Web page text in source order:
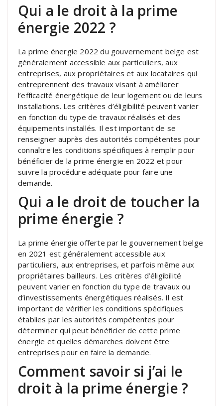
Qui a le droit à la prime
énergie 2022 ?
La prime énergie 2022 du gouvernement belge est
généralement accessible aux particuliers, aux
entreprises, aux propriétaires et aux locataires qui
entreprennent des travaux visant à améliorer
l’efficacité énergétique de leur logement ou de leurs
installations. Les critères d’éligibilité peuvent varier
en fonction du type de travaux réalisés et des
équipements installés. Il est important de se
renseigner auprès des autorités compétentes pour
connaître les conditions spécifiques à remplir pour
bénéficier de la prime énergie en 2022 et pour
suivre la procédure adéquate pour faire une
demande.
Qui a le droit de toucher la
prime énergie ?
La prime énergie offerte par le gouvernement belge
en 2021 est généralement accessible aux
particuliers, aux entreprises, et parfois même aux
propriétaires bailleurs. Les critères d’éligibilité
peuvent varier en fonction du type de travaux ou
d’investissements énergétiques réalisés. Il est
important de vérifier les conditions spécifiques
établies par les autorités compétentes pour
déterminer qui peut bénéficier de cette prime
énergie et quelles démarches doivent être
entreprises pour en faire la demande.
Comment savoir si j’ai le
droit à la prime énergie ?